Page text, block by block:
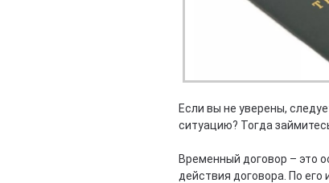
Если вы не уверены,
ситуацию? Тогда
Временный договор – это
действия договора. По